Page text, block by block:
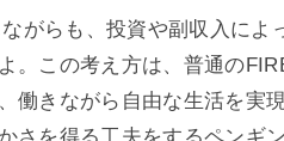
がらも、投資や副収入によ
。この考え方は、普通の
働きながら自由な生活を実